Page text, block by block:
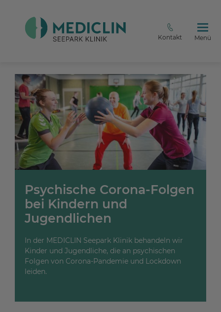
Kontakt Menü
Psychische Corona-Folgen
bei Kindern und
Jugendlichen
In der MEDICLIN Seepark Klinik behandeln wir
Kinder und Jugendliche, die an psychischen
Folgen von Corona-Pandemie und Lockdown
leiden.